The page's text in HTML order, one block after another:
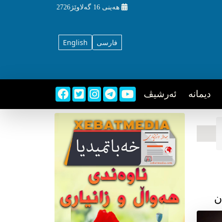
هه‌ینی 16 گه‌لاوێژ2726
English فارسی
دیمانه ئه‌رشیڤ